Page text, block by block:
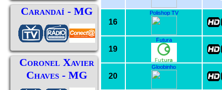
Carandaí - MG
Coronel Xavier
Chaves - MG
16
Polishop TV
19
Futura
20
Gloobinho